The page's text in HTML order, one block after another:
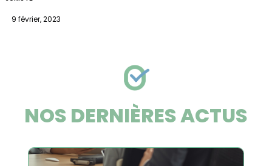
9 février, 2023
NOS DERNIÈRES ACTUS